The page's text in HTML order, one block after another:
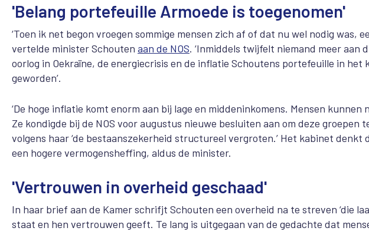
'Belang portefeuille Armoede is toegenomen'
‘Toen ik net begon vroegen sommige mensen zich af of dat nu wel nodig was,
vertelde minister Schouten aan de NOS. ‘Inmiddels twijfelt niemand meer aan
oorlog in Oekraïne, de energiecrisis en de inflatie Schoutens portefeuille in het
geworden’.
‘De hoge inflatie komt enorm aan bij lage en middeninkomens. Mensen kunnen
Ze kondigde bij de NOS voor augustus nieuwe besluiten aan om deze groepen
volgens haar ‘de bestaanszekerheid structureel vergroten.’ Het kabinet denkt
een hogere vermogensheffing, aldus de minister.
'Vertrouwen in overheid geschaad'
In haar brief aan de Kamer schrifjt Schouten een overheid na te streven ‘die
staat en hen vertrouwen geeft. Te lang is uitgegaan van de gedachte dat